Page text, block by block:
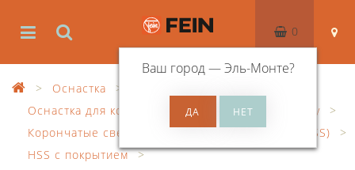
Ваш город —Эль-Монте?
0
Оснастка
Оснастка для корончатого сверления по металлу
Корончатые сверла из быстрорежущей стали (HSS)
HSS с покрытием